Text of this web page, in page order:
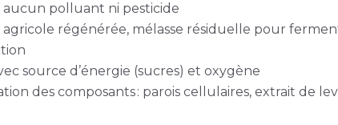
polluant ni pesticide
agricole régénérée, mélasse résiduelle pour
source d’énergie (sucres) et oxygène
des composants : parois cellulaires, extrait de